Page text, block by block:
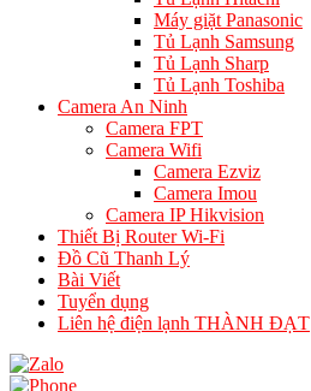
Máy giặt Panasonic
Tủ Lạnh Samsung
Tủ Lạnh Sharp
Tủ Lạnh Toshiba
Camera An Ninh
Camera FPT
Camera Wifi
Camera Ezviz
Camera Imou
Camera IP Hikvision
Thiết Bị Router Wi-Fi
Đồ Cũ Thanh Lý
Bài Viết
Tuyển dụng
Liên hệ điện lạnh THÀNH ĐẠT